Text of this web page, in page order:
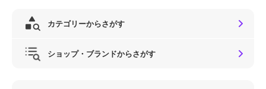
カテゴリーからさがす
ショップ・ブランドからさがす